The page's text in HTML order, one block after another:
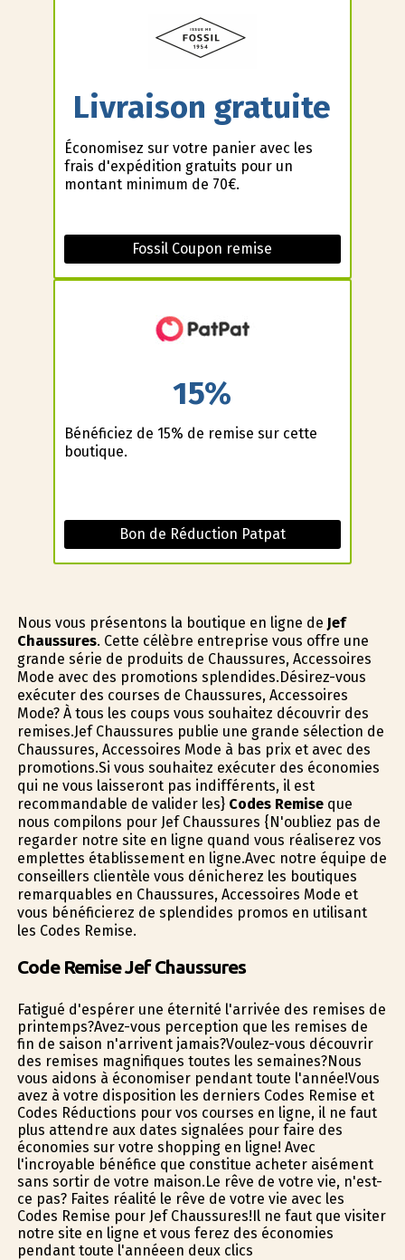
Livraison gratuite
Économisez sur votre panier avec les
frais d'expédition gratuits pour un
montant minimum de 70€.
Fossil Coupon remise
15%
Bénéficiez de 15% de remise sur cette
boutique.
Bon de Réduction Patpat
Nous vous présentons la boutique en ligne de Jef
Chaussures. Cette célèbre entreprise vous offre une
grande série de produits de Chaussures, Accessoires
Mode avec des promotions splendides.Désirez-vous
exécuter des courses de Chaussures, Accessoires
Mode? À tous les coups vous souhaitez découvrir des
remises.Jef Chaussures publie une grande sélection de
Chaussures, Accessoires Mode à bas prix et avec des
promotions.Si vous souhaitez exécuter des économies
qui ne vous laisseront pas indifférents, il est
recommandable de valider les} Codes Remiseque
nous compilons pour Jef Chaussures {N'oubliez pas de
regarder notre site en ligne quand vous réaliserez vos
emplettes établissement en ligne.Avec notre équipe de
conseillers clientèle vous dénicherez les boutiques
remarquables en Chaussures, Accessoires Mode et
vous bénéficierez de splendides promos en utilisant
les Codes Remise.
Code Remise Jef Chaussures
Fatigué d'espérer une éternité l'arrivée des remises de
printemps?Avez-vous perception que les remises de
fin de saison n'arrivent jamais?Voulez-vous découvrir
des remises magnifiques toutes les semaines?Nous
vous aidons à économiser pendant toute l'année!Vous
avez à votre disposition les derniers Codes Remise et
Codes Réductions pour vos courses en ligne, il ne faut
plus attendre aux dates signalées pour faire des
économies sur votre shopping en ligne! Avec
l'incroyable bénéfice que constitue acheter aisément
sans sortir de votre maison.Le rêve de votre vie, n'est-
ce pas? Faites réalité le rêve de votre vie avec les
Codes Remise pour Jef Chaussures!Il ne faut que visiter
notre site en ligne et vous ferez des économies
pendant toute l'annéeen deux clics